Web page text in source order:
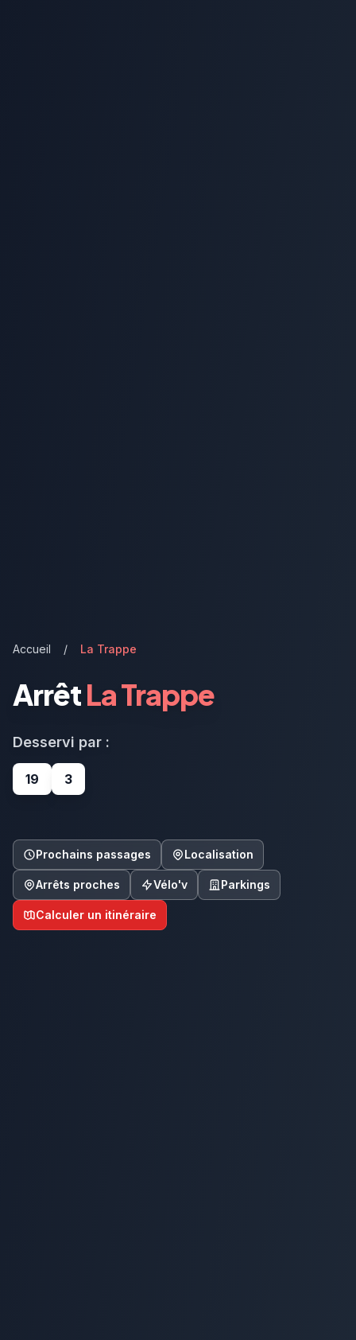
Accueil / La Trappe
ArrêtLa Trappe
Desservi par :
19 3
Prochains passages Localisation
Arrêts proches Vélo'v Parkings
Calculer un itinéraire